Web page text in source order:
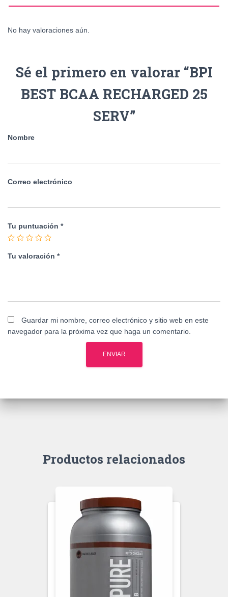
No hay valoraciones aún.
Sé el primero en valorar “BPI
BEST BCAA RECHARGED 25
SERV”
Nombre
Correo electrónico
Tu puntuación *
Tu valoración *
Guardar mi nombre, correo electrónico y sitio web en este
navegador para la próxima vez que haga un comentario.
Productos relacionados